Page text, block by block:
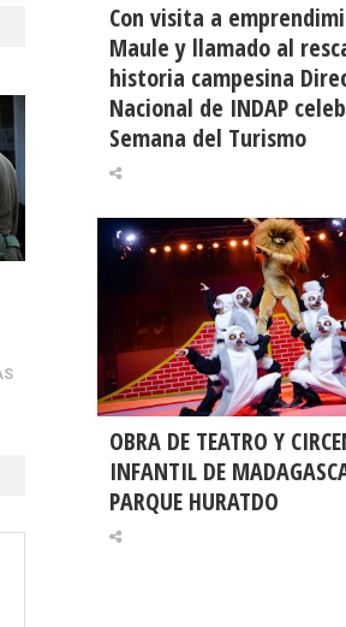
Con visita a
Maule y llamado al
historia campesina
Nacional de INDAP
Semana del Turismo
OBRA DE TEATRO Y
INFANTIL DE
PARQUE HURATDO